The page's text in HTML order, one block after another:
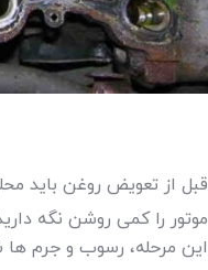
قبل از تعویض روغن باید
موتور را کمی روشن نگه
این مرحله، رسوب و جرم